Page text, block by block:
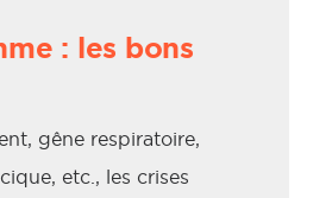
: les bons
gêne respiratoire,
etc., les crises